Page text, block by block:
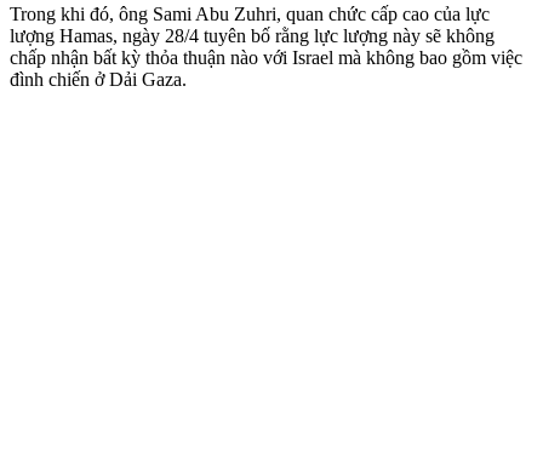
Trong khi đó, ông Sami Abu Zuhri, quan chức cấp cao của lực
lượng Hamas, ngày 28/4 tuyên bố rằng lực lượng này sẽ không
chấp nhận bất kỳ thỏa thuận nào với Israel mà không bao gồm việc
đình chiến ở Dải Gaza.